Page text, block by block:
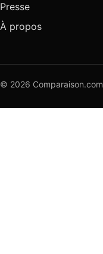
Presse
À propos
© 2026 Comparaison.com